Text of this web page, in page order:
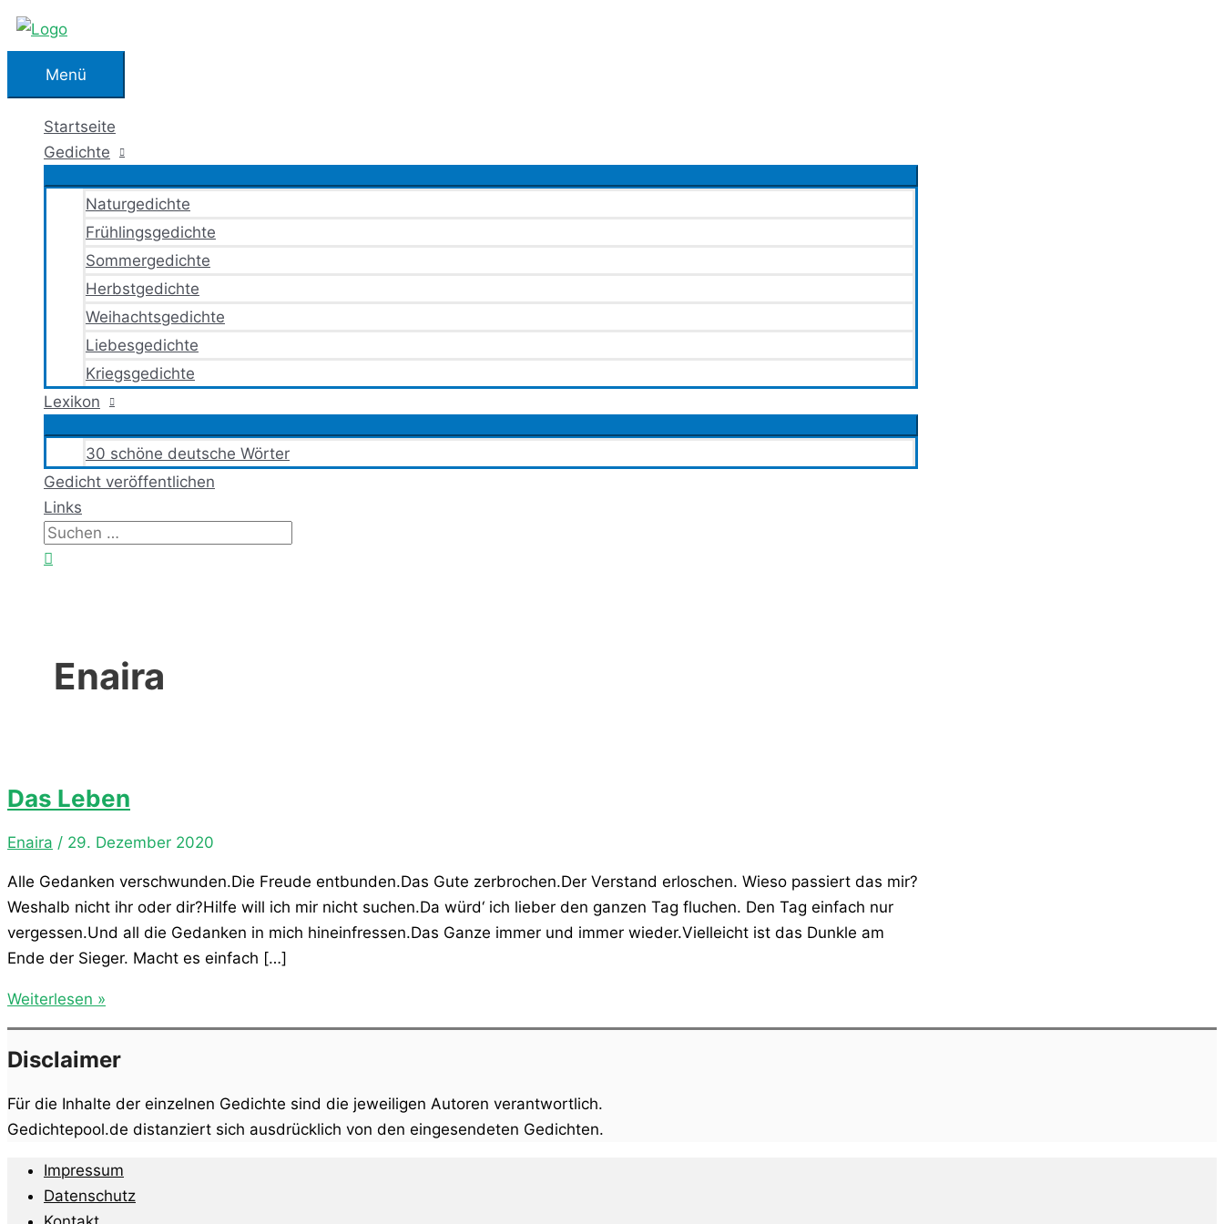
Zum
springenMenü
Menü
Startseite
Gedichte
Naturgedichte
Frühlingsgedichte
Sommergedichte
Herbstgedichte
Weihachtsgedichte
Liebesgedichte
Kriegsgedichte
Lexikon
30 schöne deutsche Wörter
Gedicht veröffentlichen
Links
Suchen
nach:
Enaira
Das Leben
Enaira / 29. Dezember 2020
Alle Gedanken verschwunden.Die Freude entbunden.Das Gute zerbrochen.Der Verstand erloschen. Wieso passiert das mir?
Weshalb nicht ihr oder dir?Hilfe will ich mir nicht suchen.Da würd‘ ich lieber den ganzen Tag fluchen. Den Tag einfach nur
vergessen.Und all die Gedanken in mich hineinfressen.Das Ganze immer und immer wieder.Vielleicht ist das Dunkle am
Ende der Sieger. Macht es einfach […]
Das
Leben
Weiterlesen »
Disclaimer
Für die Inhalte der einzelnen Gedichte sind die jeweiligen Autoren verantwortlich.
Gedichtepool.de distanziert sich ausdrücklich von den eingesendeten Gedichten.
Impressum
Datenschutz